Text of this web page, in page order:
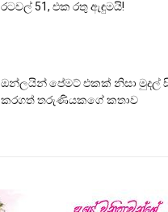
රටවල් 51, එක රතු ඇඳුමයි!
ඔන්ලයින් පේමට් එකක් නිසා මුදල්
කරගත් තරුණියකගේ කතාව